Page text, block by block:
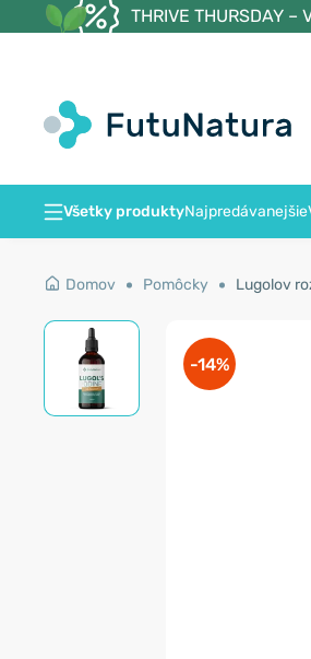
THRIVE THURSDAY
Všetky produktyNajpredávanejšie
Domov Pomôcky Lugolov
-14%